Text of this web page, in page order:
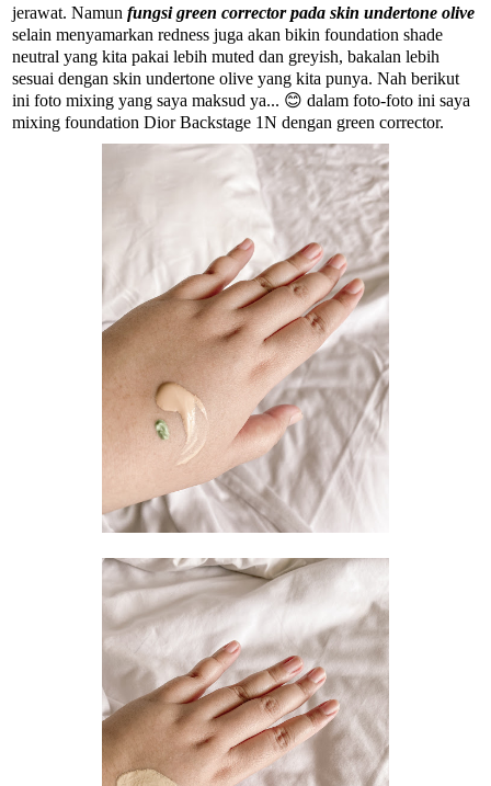
jerawat. Namun fungsi green corrector pada skin undertone olive
selain menyamarkan redness juga akan bikin foundation shade
neutral yang kita pakai lebih muted dan greyish, bakalan lebih
sesuai dengan skin undertone olive yang kita punya. Nah berikut
ini foto mixing yang saya maksud ya... 😊 dalam foto-foto ini saya
mixing foundation Dior Backstage 1N dengan green corrector.